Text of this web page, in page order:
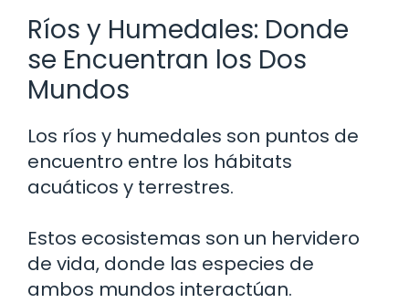
Ríos y Humedales: Donde
se Encuentran los Dos
Mundos
Los ríos y humedales son puntos de
encuentro entre los hábitats
acuáticos y terrestres.
Estos ecosistemas son un hervidero
de vida, donde las especies de
ambos mundos interactúan.